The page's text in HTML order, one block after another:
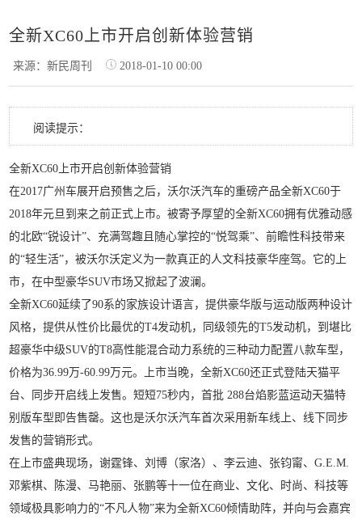
全新XC60上市开启创新体验营销
来源：新民周刊 2018-01-10 00:00
阅读提示：
全新XC60上市开启创新体验营销
在2017广州车展开启预售之后，沃尔沃汽车的重磅产品全新XC60于
2018年元旦到来之前正式上市。被寄予厚望的全新XC60拥有优雅动感
的北欧“锐设计”、充满驾趣且随心掌控的“悦驾乘”、前瞻性科技带来
的“轻生活”，被沃尔沃定义为一款真正的人文科技豪华座驾。它的上
市，在中型豪华SUV市场又掀起了波澜。
全新XC60延续了90系的家族设计语言，提供豪华版与运动版两种设计
风格，提供从性价比最优的T4发动机，同级领先的T5发动机，到堪比
超豪华中级SUV的T8高性能混合动力系统的三种动力配置八款车型，
价格为36.99万-60.99万元。上市当晚，全新XC60还正式登陆天猫平
台、同步开启线上发售。短短75秒内，首批 288台焰影蓝运动天猫特
别版车型即告售罄。这也是沃尔沃汽车首次采用新车线上、线下同步
发售的营销形式。
在上市盛典现场，谢霆锋、刘博（家洛）、李云迪、张钧甯、G.E.M.
邓紫棋、陈漫、马艳丽、张鹏等十一位在商业、文化、时尚、科技等
领域极具影响力的“不凡人物”来为全新XC60倾情助阵，并向与会嘉宾